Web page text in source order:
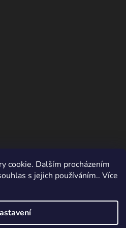
cookie. Dalším procházením
s jejich používáním.. Více